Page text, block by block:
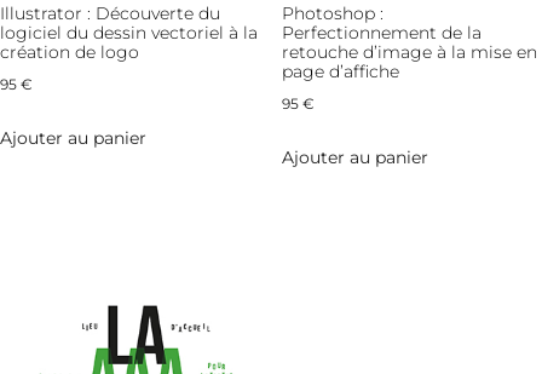
Illustrator : Découverte du
logiciel du dessin vectoriel à la
création de logo
95 €
Ajouter au panier
Photoshop :
Perfectionnement de la
retouche d’image à la mise en
page d’affiche
95 €
Ajouter au panier